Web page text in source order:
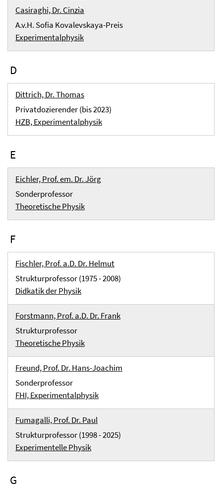
Casiraghi, Dr. Cinzia
A.v.H. Sofia Kovalevskaya-Preis
Experimentalphysik
D
Dittrich, Dr. Thomas
Privatdozierender (bis 2023)
HZB, Experimentalphysik
E
Eichler, Prof. em. Dr. Jörg
Sonderprofessor
Theoretische Physik
F
Fischler, Prof. a.D. Dr. Helmut
Strukturprofessor (1975 - 2008)
Didkatik der Physik
Forstmann, Prof. a.D. Dr. Frank
Strukturprofessor
Theoretische Physik
Freund, Prof. Dr. Hans-Joachim
Sonderprofessor
FHI, Experimentalphysik
Fumagalli, Prof. Dr. Paul
Strukturprofessor (1998 - 2025)
Experimentelle Physik
G